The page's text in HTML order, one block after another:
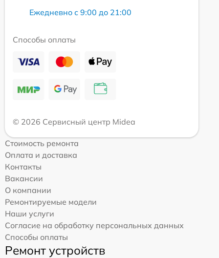
Ежедневно с 9:00 до 21:00
Способы оплаты
© 2026 Сервисный центр Midea
Стоимость ремонта
Оплата и доставка
Контакты
Вакансии
О компании
Ремонтируемые модели
Наши услуги
Согласие на обработку персональных данных
Способы оплаты
Ремонт устройств